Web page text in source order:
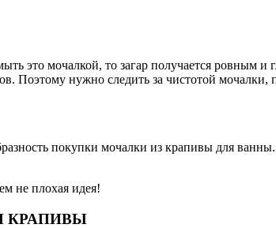
это мочалкой, то загар получается ровным и
нужно следить за чистотой мочалки,
покупки мочалки из крапивы для
не плохая идея!
КРАПИВЫ